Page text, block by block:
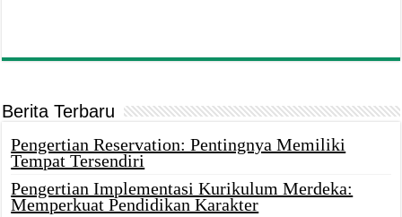
Berita Terbaru
Pengertian Reservation: Pentingnya Memiliki
Tempat Tersendiri
Pengertian Implementasi Kurikulum Merdeka:
Memperkuat Pendidikan Karakter